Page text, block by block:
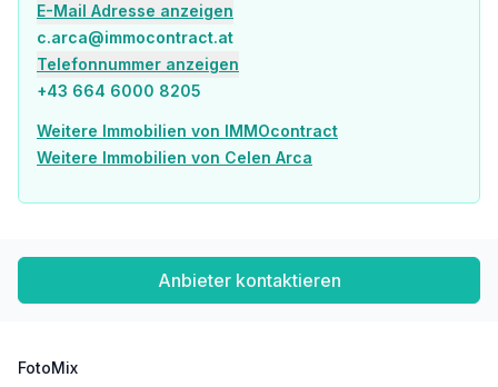
E-Mail Adresse anzeigen
c.arca@immocontract.at
Telefonnummer anzeigen
+43 664 6000 8205
Weitere Immobilien von IMMOcontract
Weitere Immobilien von Celen Arca
Anbieter kontaktieren
FotoMix